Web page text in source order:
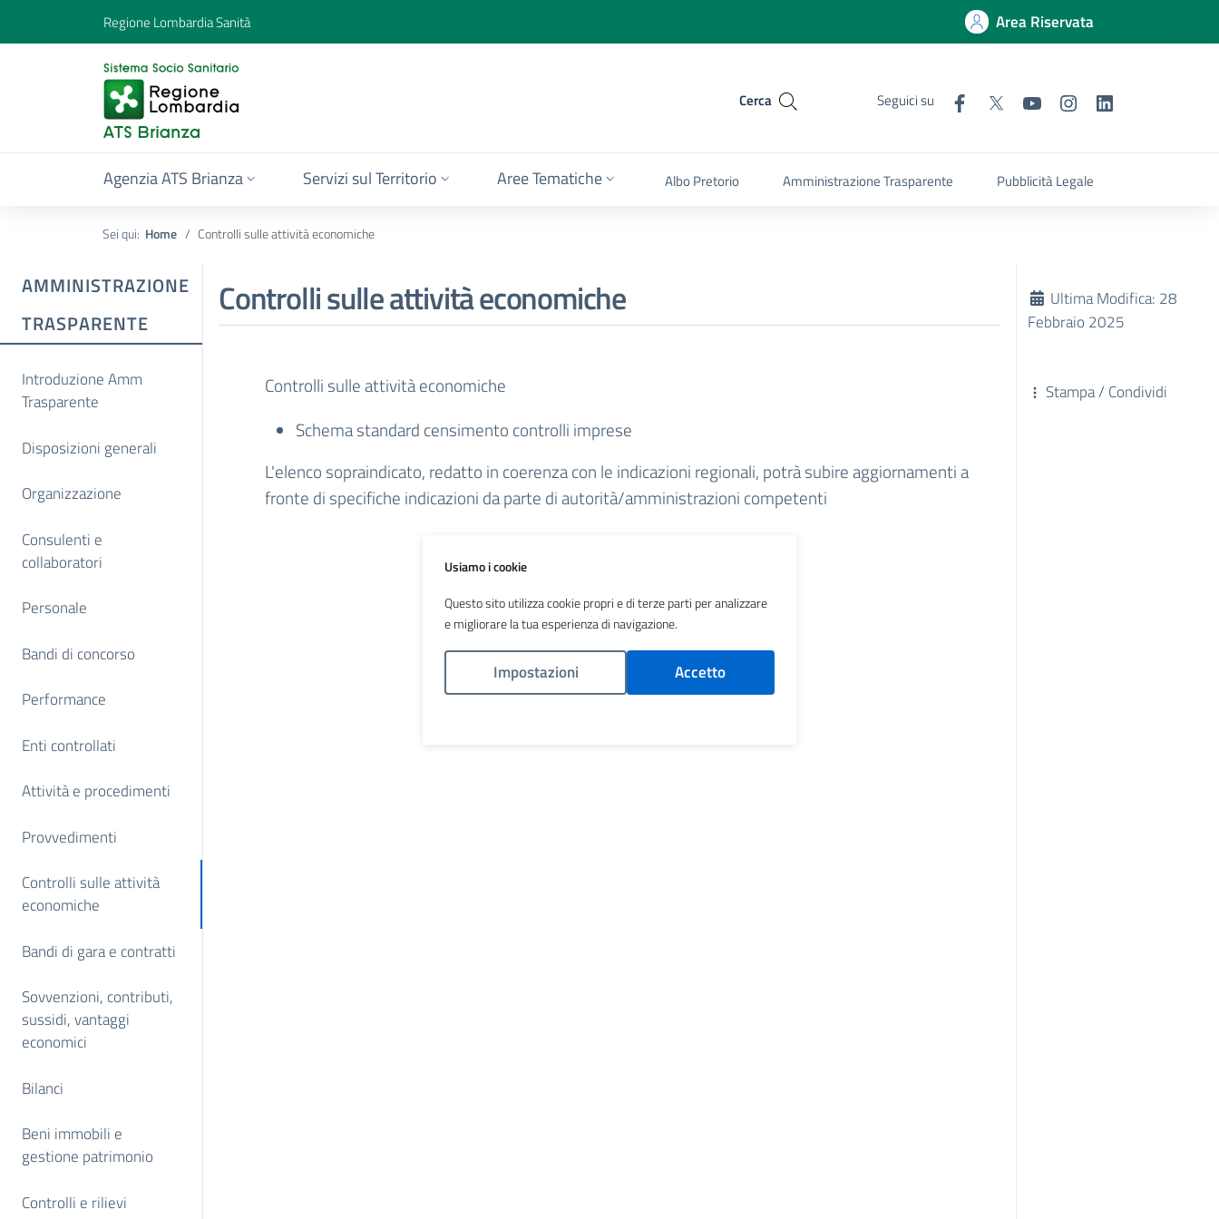
Regione Lombardia Sanità Area Riservata
Cerca Seguici su
Agenzia ATS Brianza Servizi sul Territorio Aree Tematiche Albo Pretorio Amministrazione Trasparente Pubblicità Legale
Sei qui: Home Controlli sulle attività economiche
AMMINISTRAZIONE
TRASPARENTE
Introduzione Amm
Trasparente
Disposizioni generali
Organizzazione
Consulenti e
collaboratori
Personale
Bandi di concorso
Performance
Enti controllati
Attività e procedimenti
Provvedimenti
Controlli sulle attività
economiche
Bandi di gara e contratti
Sovvenzioni, contributi,
sussidi, vantaggi
economici
Bilanci
Beni immobili e
gestione patrimonio
Controlli e rilievi
Ultima Modifica: 28
Febbraio 2025
Stampa / Condividi
Controlli sulle attività economiche
Controlli sulle attività economiche
Schema standard censimento controlli imprese
L'elenco sopraindicato, redatto in coerenza con le indicazioni regionali, potrà subire aggiornamenti a
fronte di specifiche indicazioni da parte di autorità/amministrazioni competenti
Usiamo i cookie
Questo sito utilizza cookie propri e di terze parti per analizzare
e migliorare la tua esperienza di navigazione.
Impostazioni Accetto